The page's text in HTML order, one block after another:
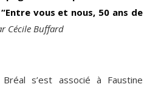
vous et nous, 50 ans de
Cécile Buffard
s’est associé à Faustine